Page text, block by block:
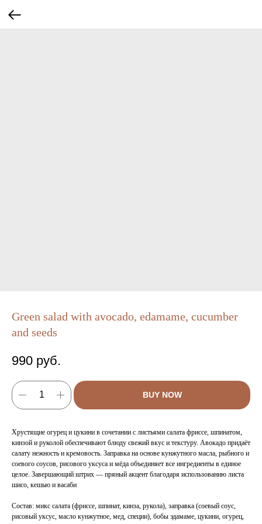
Green salad with avocado, edamame, cucumber
and seeds
990 руб.
BUY NOW
Хрустящие огурец и цукини в сочетании с листьями салата фриссе, шпинатом,
кинзой и руколой обеспечивают блюду свежий вкус и текстуру. Авокадо придаёт
салату нежность и кремовость. Заправка на основе кунжутного масла, рыбного и
соевого соусов, рисового уксуса и мёда объединяет все ингредиенты в единое
целое. Завершающий штрих — пряный акцент благодаря использованию листа
шисо, кешью и васаби
Состав: микс салата (фриссе, шпинат, кинза, рукола), заправка (соевый соус,
рисовый уксус, масло кунжутное, мед, специи), бобы эдамаме, цукини, огурец,